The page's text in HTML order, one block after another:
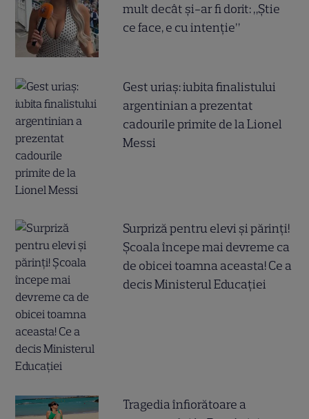
mult decât și-ar fi dorit: „Știe
ce face, e cu intenție”
Gest uriaș: iubita finalistului
argentinian a prezentat
cadourile primite de la Lionel
Messi
Surpriză pentru elevi și părinți!
Școala începe mai devreme ca
de obicei toamna aceasta! Ce a
decis Ministerul Educației
Tragedia înfiorătoare a